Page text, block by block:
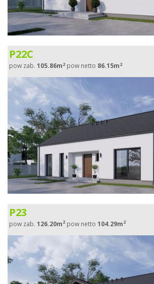
P22C
pow zab. 105.86m2 pow netto 86.15m2
P23
pow zab. 126.20m2 pow netto 104.29m2